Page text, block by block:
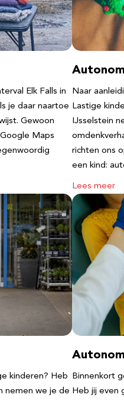
Elk Falls in
je daar naartoe
Gewoon
Maps
Naar
Lastige
IJsselstein
richten ons
een kind:
Lees meer
kinderen? Heb
nemen we je de
Binnenkort
Heb jij even